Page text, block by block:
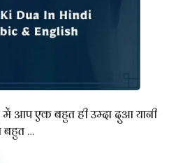
एक बहुत ही उम्दा दुआ यानी
बहुत …